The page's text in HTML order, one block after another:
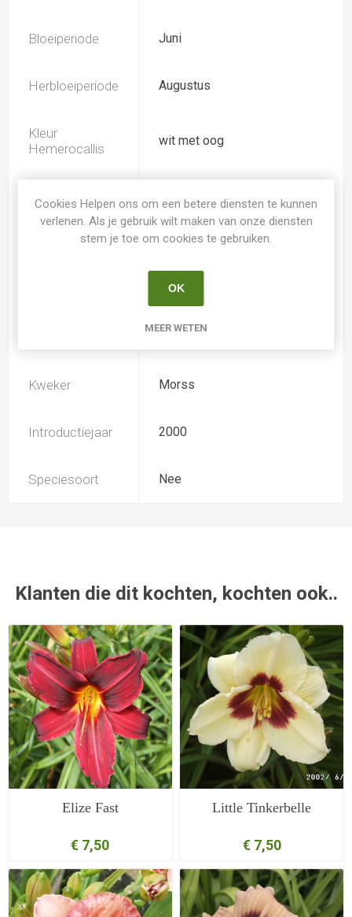
Bloeiperiode Juni
Herbloeiperiode Augustus
Kleur
Hemerocallis
wit met oog
Spider
Bladhoudend
Hemerocallis
Kweker Morss
Introductiejaar 2000
Speciesoort Nee
Klanten die dit kochten, kochten ook..
Elize Fast
€ 7,50
Little Tinkerbelle
€ 7,50
Cookies Helpen ons om een betere diensten te kunnen
verlenen. Als je gebruik wilt maken van onze diensten
stem je toe om cookies te gebruiken.
OK
MEER WETEN